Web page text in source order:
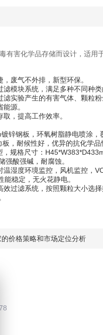
有害化学品存储而设计，适用
废气不外排，新型环保。
模块系统，满足多种不同种类
实验产生的有害气体、颗粒粉
源。
，提高工作效率。
锌钢板，环氧树脂静电喷涂
，耐候性好，优异的抗化学
规格尺寸：
强酸强碱，耐腐蚀。
湿度环境监控，风机监控，
稳定，无火花静电。
过滤系统，按照颗粒大小选
价格策略和市场定位分析